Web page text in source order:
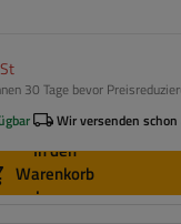
30 Tage bevor
Wir versenden schon
In den
Warenkorb
legen